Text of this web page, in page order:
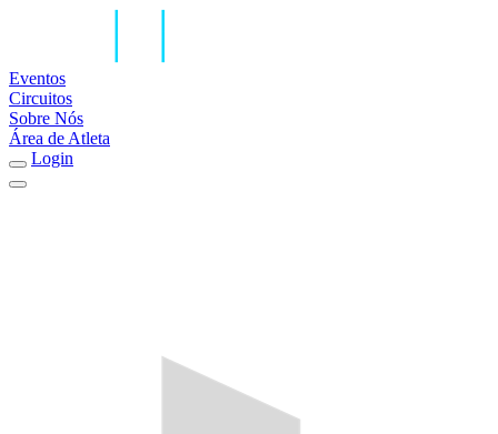
Eventos
Circuitos
Sobre Nós
Área de Atleta
Login